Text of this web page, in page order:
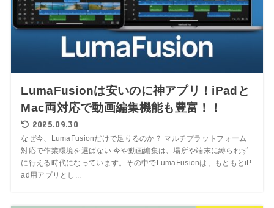
LumaFusionは安いのに神アプリ！iPadと
Mac両対応で動画編集機能も豊富！！
2025.09.30
なぜ今、LumaFusionだけで足りるのか？ マルチプラットフォーム
対応で作業環境を選ばない 今や動画編集は、場所や端末に縛られず
に行える時代になっています。その中でLumaFusionは、もともとiP
ad用アプリとし...